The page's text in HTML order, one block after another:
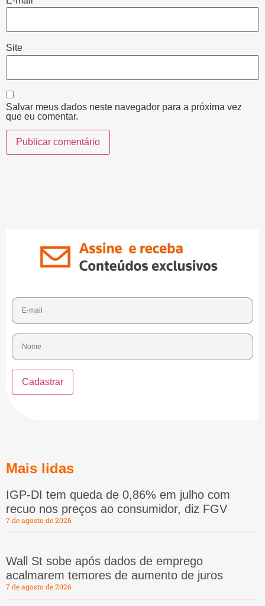
Site
Salvar meus dados neste navegador para a próxima vez
que eu comentar.
Mais lidas
IGP-DI tem queda de 0,86% em julho com
recuo nos preços ao consumidor, diz FGV
7 de agosto de 2026
Wall St sobe após dados de emprego
acalmarem temores de aumento de juros
7 de agosto de 2026